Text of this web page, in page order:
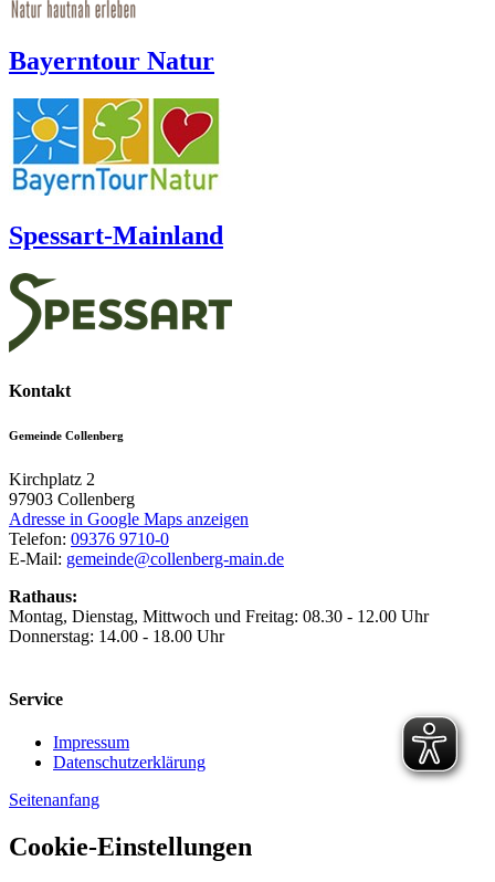
Bayerntour Natur
Spessart-Mainland
Kontakt
Gemeinde Collenberg
Kirchplatz 2
97903 Collenberg
Adresse in Google Maps anzeigen
Telefon: 09376 9710-0
E-Mail: gemeinde@collenberg-main.de
Rathaus:
Montag, Dienstag, Mittwoch und Freitag: 08.30 - 12.00 Uhr
Donnerstag: 14.00 - 18.00 Uhr
Service
Impressum
Datenschutzerklärung
Seitenanfang
Cookie-Einstellungen